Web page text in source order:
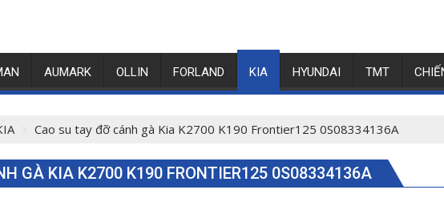
AUMARK OLLIN FORLAND KIA HYUNDAI TMT
Cao su tay đỡ cánh gà Kia K2700 K190 Frontier125 0S08334136A
GÀ KIA K2700 K190 FRONTIER125 0S08334136A